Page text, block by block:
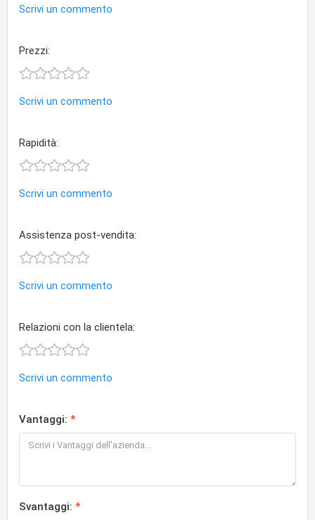
Scrivi un commento
Prezzi:
Scrivi un commento
Rapidità:
Scrivi un commento
Assistenza post-vendita:
Scrivi un commento
Relazioni con la clientela:
Scrivi un commento
Vantaggi:
Svantaggi: